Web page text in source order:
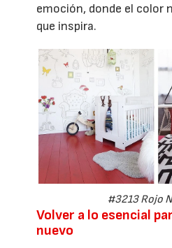
emoción, donde el color
que inspira.
#3213 Rojo
Volver a lo esencial
nuevo